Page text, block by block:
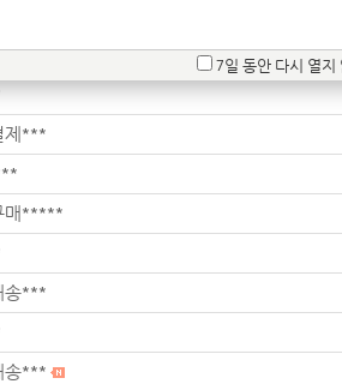
타**************
제***
매*****
송***
송***
7일 동안 다시 열지